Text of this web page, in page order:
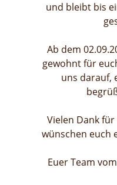
und bleibt bis
Ab dem
gewohnt für
uns darauf,
Vielen Dank
wünschen euch
Euer Team